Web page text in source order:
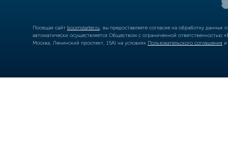
Посещая сайт boomstarter.ru , вы предоставляете согласие на обработку
автоматически осуществляется Обществом с ограниченной
Москва, Ленинский проспект, 15А) на условиях Пользовательского соглашения и